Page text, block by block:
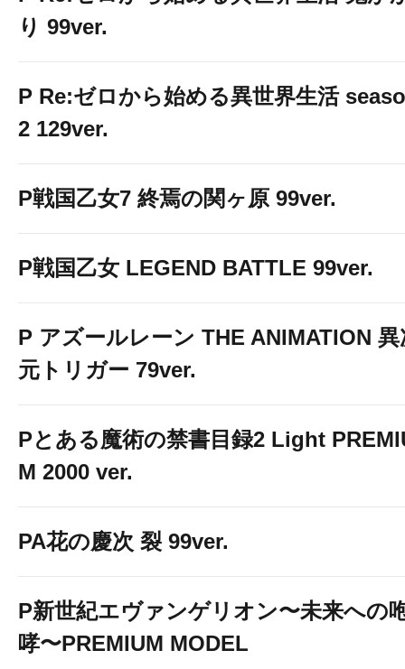
り 99ver.
P Re:ゼロから始める異世界生活
2 129ver.
P戦国乙女7 終焉の関ヶ原 99ver.
P戦国乙女 LEGEND BATTLE 99ver.
P アズールレーン THE ANIMATION 異
元トリガー 79ver.
Pとある魔術の禁書目録2 Light
M 2000 ver.
PA花の慶次 裂 99ver.
P新世紀エヴァンゲリオン〜未来への
哮〜PREMIUM MODEL